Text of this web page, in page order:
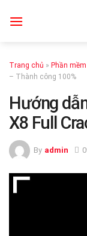
Trang chủ » Phần mềm
– Thành công 100%
Hướng
X8 Full
By admin